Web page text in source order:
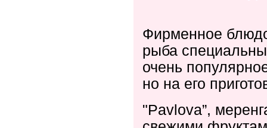
Фирменное
рыба
очень
но на его
"Pavlova”,